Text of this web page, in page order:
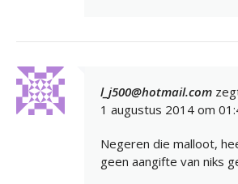
l_j500@hotmail.com
1 augustus 2014 om
Negeren die malloot,
geen aangifte van niks